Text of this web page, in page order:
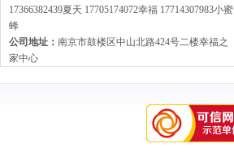
17366382439夏天 17705174072幸福 17714307983小蜜
蜂
公司地址： 南京市鼓楼区中山北路424号二楼幸福之
家中心